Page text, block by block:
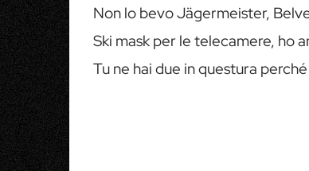
Non lo bevo Jägermeister,
Ski mask per le telecamere, ho
Tu ne hai due in questura